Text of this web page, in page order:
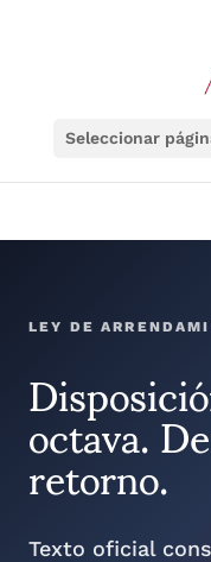
Seleccionar
LEY DE
octava.
retorno.
Texto oficial